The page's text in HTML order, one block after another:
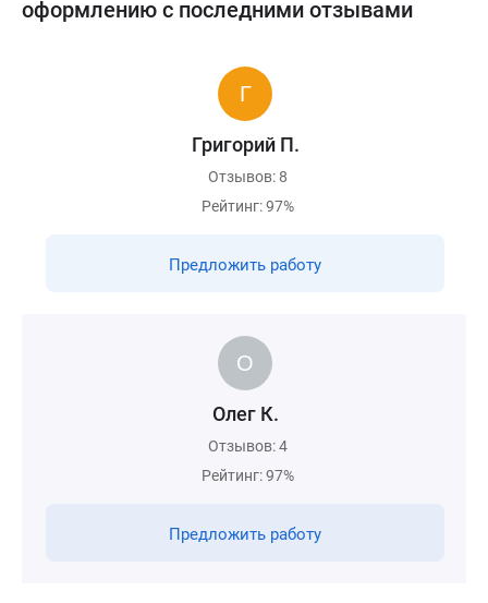
оформлению с последними отзывами
Григорий П.
Отзывов: 8
Рейтинг: 97%
Предложить работу
Олег К.
Отзывов: 4
Рейтинг: 97%
Предложить работу